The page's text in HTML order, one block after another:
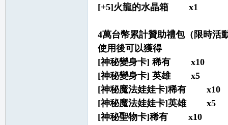
[+5]火龍的水晶箱 x1
4萬台幣累計贊助禮包（限時活
使用後可以獲得
[神秘變身卡] 稀有 x10
[神秘變身卡] 英雄 x5
[神秘魔法娃娃卡]稀有 x10
[神秘魔法娃娃卡]英雄 x5
[神秘聖物卡]稀有 x10